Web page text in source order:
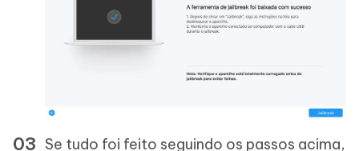
Se tudo foi feito seguindo os passos acima,